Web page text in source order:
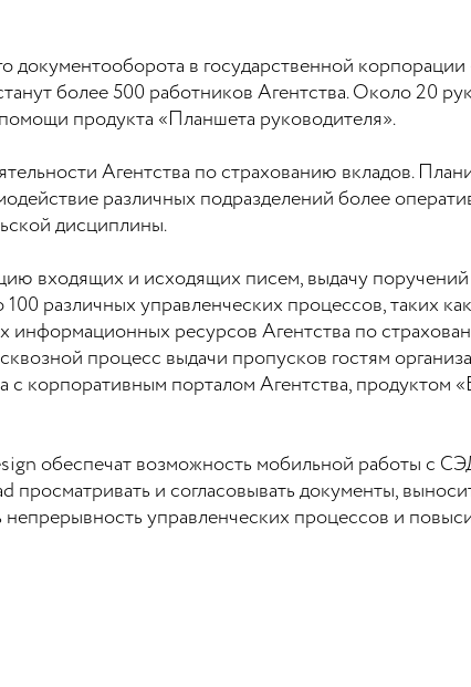
в государственной корпорации
более 500 работников Агентства. Около 20
продукта «Планшета руководителя».
Агентства по страхованию вкладов.
различных подразделений более
дисциплины.
входящих и исходящих писем, выдачу
различных управленческих процессов, таких
информационных ресурсов Агентства по
процесс выдачи пропусков гостям
с корпоративным порталом Агентства, продуктом
обеспечат возможность мобильной работы с
и согласовывать документы,
управленческих процессов и